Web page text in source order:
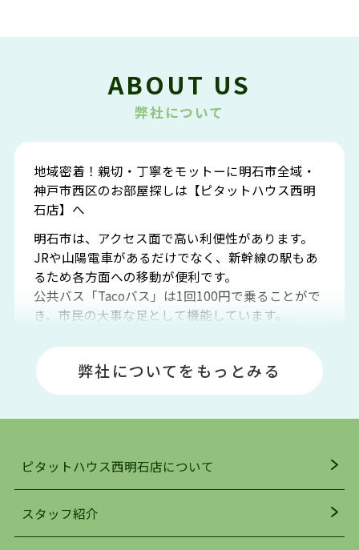
ABOUT US
弊社について
地域密着！親切・丁寧をモットーに明石市全域・
神戸市西区のお部屋探しは【ピタットハウス西明
石店】へ
明石市は、アクセス面で高い利便性があります。
JRや山陽電車があるだけでなく、新幹線の駅もあ
るため各方面への移動が便利です。
公共バス「Tacoバス」は1回100円で乗ることがで
き、市民の大事な足として機能しています。
場や釣りスポットが多くあります。JR「大久保
駅」周辺には、ビブレ・イオンをはじめとした買
い物施設も多くあり、買い物にも困りません。
明石駅・西明石駅を中心に、明石市・神戸市西区
でお部屋探している方は、ぜひ当ＨＰにて物件を
お探しになってください。弊社は、スタッフの平
弊社についてをもっとみる
ピタットハウス西明石店について
スタッフ紹介